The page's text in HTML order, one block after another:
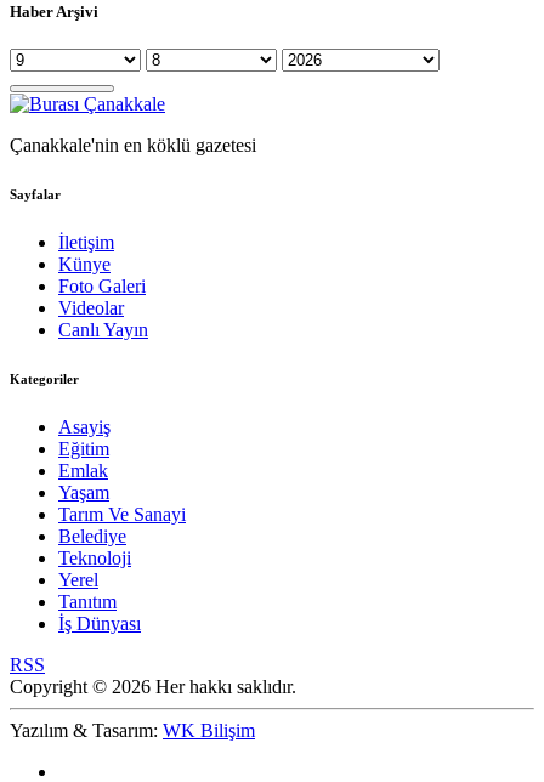
Haber Arşivi
Çanakkale'nin en köklü gazetesi
Sayfalar
İletişim
Künye
Foto Galeri
Videolar
Canlı Yayın
Kategoriler
Asayiş
Eğitim
Emlak
Yaşam
Tarım Ve Sanayi
Belediye
Teknoloji
Yerel
Tanıtım
İş Dünyası
RSS
Copyright © 2026 Her hakkı saklıdır.
Yazılım & Tasarım: WK Bilişim